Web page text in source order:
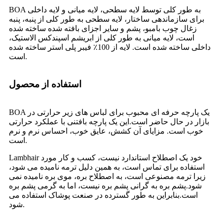
BOA به طور کلی توسط لایه سطحی، لایه میانی و لایه داخلی
برای سازماندهی ساختار، لایه سطحی به طور کلی از پنبه، پنبه
زغال چوب بامبو، پشم و سایر اجزای بافته شده ساخته شده
است، لایه میانی به طور کلی از ابریشم اسپندکس الاستیک،
داخلی ساخته شده است. لایه از 100٪ فیبر پلی استر ساخته شده
است.
استفاده از محصول
BOA یک پارچه حرفه ای محبوب برای لباس های زیر حرارتی در
بازار در حال حاضر است.این یک پارچه بافتنی با عملکرد حرارتی
خوب است. مزایای آن کشش، عایق خوب، احساس نرم و نرم
است.
Lambhair خود یک اصطلاح استاندارد نیست، کسب و کار مورد
استفاده برای تماس است، به همین دلیل ترمه نامیده می شود،
زیرا ترمه مصنوعی است، به اصطلاح بره، موی بره نامیده نمی
شود.پشم بره به گرانی پشم بره نیست، اما به گرمی پشم بره
است.بنابراین به طور گسترده در صنعت پوشاک استفاده می
شود.